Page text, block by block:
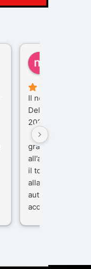
Il nostro viaggio
Delhi e Varanasi
2025), è stata
che porteremo
gran parte del
all’agenzia che
il tour con cura e
alla nostra guida
autista che ci
accompagnati
L’organizzazione